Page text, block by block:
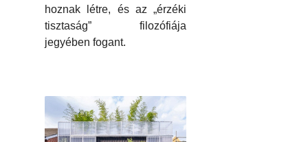
hoznak létre, és az „érzéki
tisztaság” filozófiája
jegyében fogant.